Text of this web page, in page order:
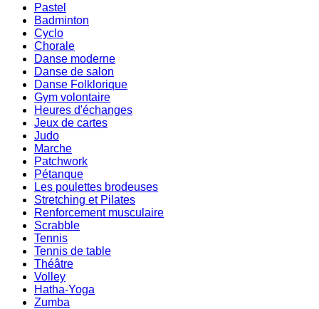
Pastel
Badminton
Cyclo
Chorale
Danse moderne
Danse de salon
Danse Folklorique
Gym volontaire
Heures d'échanges
Jeux de cartes
Judo
Marche
Patchwork
Pétanque
Les poulettes brodeuses
Stretching et Pilates
Renforcement musculaire
Scrabble
Tennis
Tennis de table
Théâtre
Volley
Hatha-Yoga
Zumba